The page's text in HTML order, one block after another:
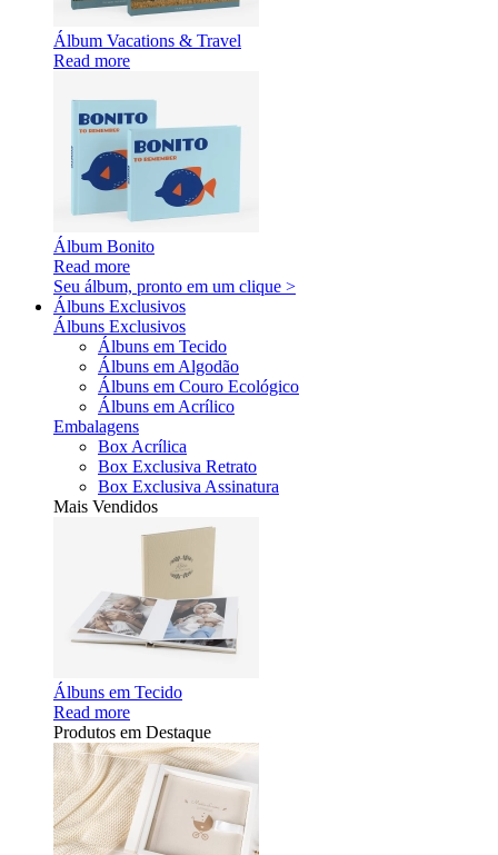
Álbum Vacations & Travel
Read more
Álbum Bonito
Read more
Seu álbum, pronto em um clique >
Álbuns Exclusivos
Álbuns Exclusivos
Álbuns em Tecido
Álbuns em Algodão
Álbuns em Couro Ecológico
Álbuns em Acrílico
Embalagens
Box Acrílica
Box Exclusiva Retrato
Box Exclusiva Assinatura
Mais Vendidos
Álbuns em Tecido
Read more
Produtos em Destaque